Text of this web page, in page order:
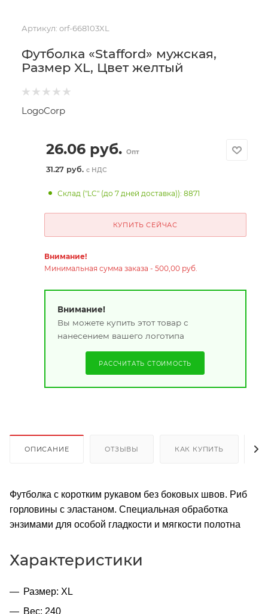
Артикул: orf-668103XL
Футболка «Stafford» мужская,
Размер XL, Цвет желтый
LogoCorp
26.06руб. Опт
31.27 руб. с НДС
Склад ("LC" (до 7 дней доставка)): 8871
КУПИТЬ СЕЙЧАС
Внимание!
Минимальная сумма заказа - 500,00 руб.
Внимание!
Вы можете купить этот товар с
нанесением вашего логотипа
РАССЧИТАТЬ СТОИМОСТЬ
ОПИСАНИЕ ОТЗЫВЫ КАК КУПИТЬ
Футболка с коротким рукавом без боковых швов. Риб
горловины с эластаном. Специальная обработка
энзимами для особой гладкости и мягкости полотна
Характеристики
Размер: XL
Вес: 240